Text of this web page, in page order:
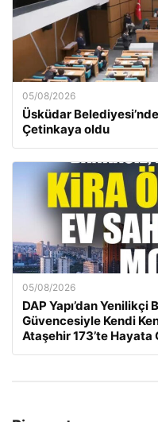
05/08/2026
Üsküdar
Çetinkaya oldu
05/08/2026
DAP Yapı’dan Yenilikçi
Güvencesiyle Kendi
Ataşehir 173’te Hayata